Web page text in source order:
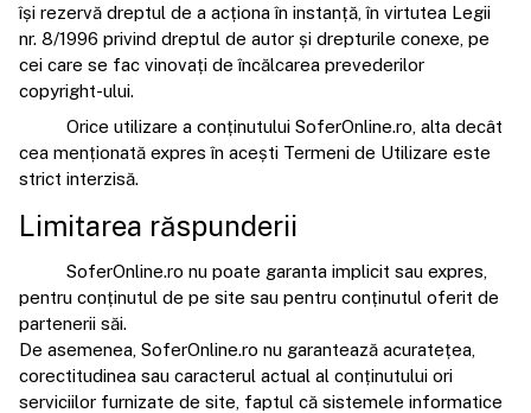
își rezervă dreptul de a acționa în instanță, în virtutea Legii
nr. 8/1996 privind dreptul de autor și drepturile conexe, pe
cei care se fac vinovați de încălcarea prevederilor
copyright-ului.
Orice utilizare a conținutului SoferOnline.ro, alta decât
cea menționată expres în acești Termeni de Utilizare este
strict interzisă.
Limitarea răspunderii
SoferOnline.ro nu poate garanta implicit sau expres,
pentru conținutul de pe site sau pentru conținutul oferit de
partenerii săi.
De asemenea, SoferOnline.ro nu garantează acuratețea,
corectitudinea sau caracterul actual al conținutului ori
serviciilor furnizate de site, faptul că sistemele informatice